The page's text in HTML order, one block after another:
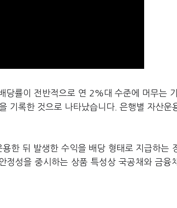
당률이 전반적으로 연 2%대 수준에 머무는
기록한 것으로 나타났습니다. 은행별 자산운
한 뒤 발생한 수익을 배당 형태로 지급하는
정성을 중시하는 상품 특성상 국공채와 금융